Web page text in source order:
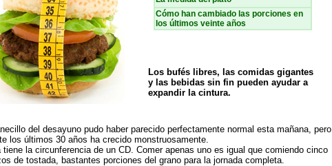
Cómo han cambiado las porciones en
los últimos veinte años
Los bufés libres, las comidas gigantes
y las bebidas sin fin pueden ayudar a
expandir la cintura.
del desayuno pudo haber parecido perfectamente normal esta mañana, pero
los últimos 30 años ha crecido monstruosamente.
tiene la circunferencia de un CD. Comer apenas uno es igual que comiendo cinco
de tostada, bastantes porciones del grano para la jornada completa.